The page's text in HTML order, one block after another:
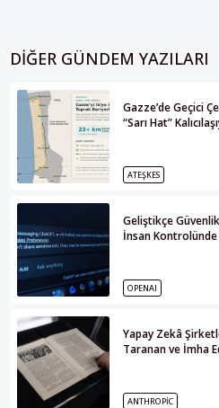
DIĞER GÜNDEM YAZILARI
Gazze’de Geçici
“Sarı Hat”
ATEŞKES
Geliştikçe Güvenlik
İnsan
OPENAI
Yapay Zekâ
Taranan ve İmha
ANTHROPIC